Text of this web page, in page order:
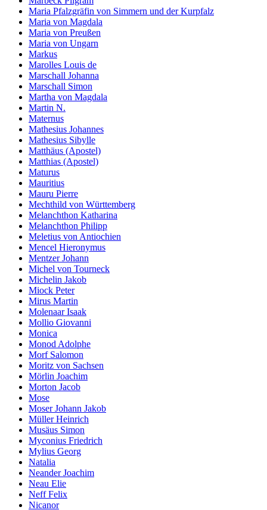
Maria Pfalzgräfin von Simmern und der Kurpfalz
Maria von Magdala
Maria von Preußen
Maria von Ungarn
Markus
Marolles Louis de
Marschall Johanna
Marschall Simon
Martha von Magdala
Martin N.
Maternus
Mathesius Johannes
Mathesius Sibylle
Matthäus (Apostel)
Matthias (Apostel)
Maturus
Mauritius
Mauru Pierre
Mechthild von Württemberg
Melanchthon Katharina
Melanchthon Philipp
Meletius von Antiochien
Mencel Hieronymus
Mentzer Johann
Michel von Tourneck
Michelin Jakob
Miock Peter
Mirus Martin
Molenaar Isaak
Mollio Giovanni
Monica
Monod Adolphe
Morf Salomon
Moritz von Sachsen
Mörlin Joachim
Morton Jacob
Mose
Moser Johann Jakob
Müller Heinrich
Musäus Simon
Myconius Friedrich
Mylius Georg
Natalia
Neander Joachim
Neau Elie
Neff Felix
Nicanor